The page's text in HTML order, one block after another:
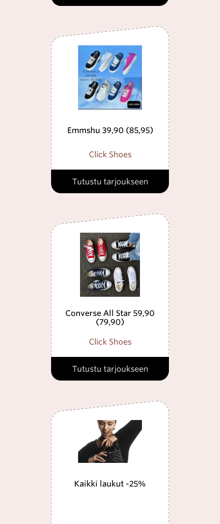
Emmshu 39,90 (85,95)
Click Shoes
Tutustu tarjoukseen
Converse All Star 59,90
(79,90)
Click Shoes
Tutustu tarjoukseen
Kaikki laukut -25%